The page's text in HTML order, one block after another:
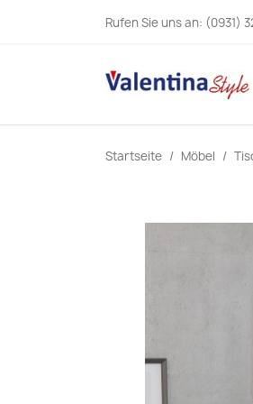
Rufen Sie uns an: (0931)
Startseite Möbel